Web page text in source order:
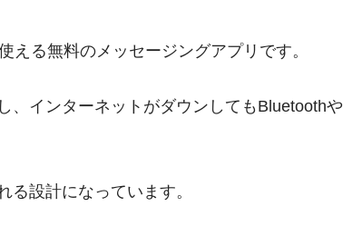
える無料のメッセージングアプリです。
、インターネットがダウンしてもBluetoothや
る設計になっています。